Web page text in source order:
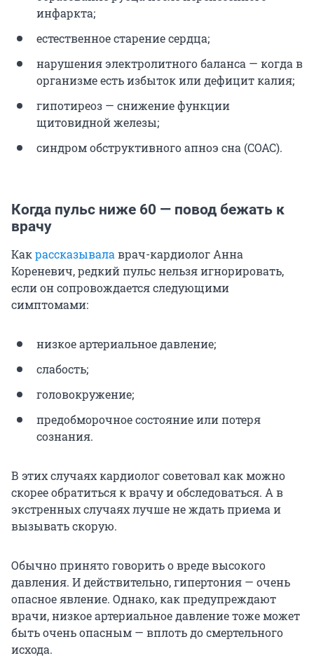
инфаркта;
естественное старение сердца;
нарушения электролитного баланса — когда в
организме есть избыток или дефицит калия;
гипотиреоз — снижение функции
щитовидной железы;
синдром обструктивного апноэ сна (СОАС).
Когда пульс ниже 60 — повод бежать к
врачу
Какрассказывалаврач-кардиолог Анна
Кореневич, редкий пульс нельзя игнорировать,
если он сопровождается следующими
симптомами:
низкое артериальное давление;
слабость;
головокружение;
предобморочное состояние или потеря
сознания.
В этих случаях кардиолог советовал как можно
скорее обратиться к врачу и обследоваться. А в
экстренных случаях лучше не ждать приема и
вызывать скорую.
Обычно принято говорить о вреде высокого
давления. И действительно, гипертония — очень
опасное явление. Однако, как предупреждают
врачи, низкое артериальное давление тоже может
быть очень опасным — вплоть до смертельного
исхода.